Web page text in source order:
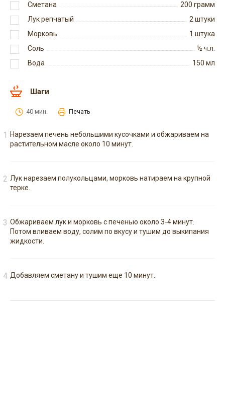
Сметана
200 грамм
Лук репчатый
2штуки
Морковь
1 штука
Соль
½ ч.л.
Вода
150 мл
Шаги
40 мин. Печать
Нарезаем печень небольшими кусочками и обжариваем на
растительном масле около 10 минут.
Лук нарезаем полукольцами, морковь натираем на крупной
терке.
Обжариваем лук и морковь с печенью около 3-4 минут.
Потом вливаем воду, солим по вкусу и тушим до выкипания
жидкости.
Добавляем сметану и тушим еще 10 минут.